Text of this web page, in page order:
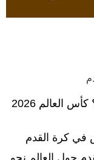
عنوان الحلقة: من سيحكم العالم كروياً؟ كأس العالم 2026
كرة القدم
حول العالم نحو